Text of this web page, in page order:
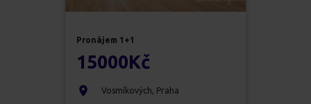
Pronájem 1+1
15000Kč
Vosmíkových, Praha